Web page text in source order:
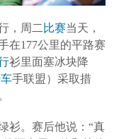
，周二 比赛当天，
在177公里的平路赛
衫里面塞冰块降
手联盟）采取措
衫。赛后他说：“真